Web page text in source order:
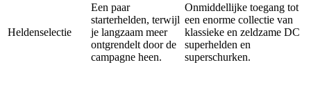
Heldenselectie
Een paar
starterhelden, terwijl
je langzaam meer
ontgrendelt door de
campagne heen.
Onmiddellijke toegang tot
een enorme collectie van
klassieke en zeldzame DC
superhelden en
superschurken.